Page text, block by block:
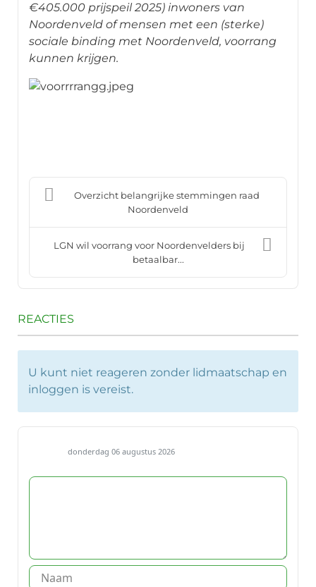
€405.000 prijspeil 2025) inwoners van
Noordenveld of mensen met een (sterke)
sociale binding met Noordenveld, voorrang
kunnen krijgen.
Overzicht belangrijke stemmingen raad
Noordenveld
LGN wil voorrang voor Noordenvelders bij
betaalbar...
REACTIES
U kunt niet reageren zonder lidmaatschap en
inloggen is vereist.
donderdag 06 augustus 2026